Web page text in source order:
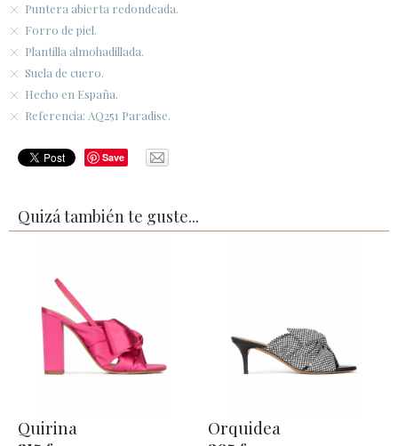
Puntera abierta redondeada.
Forro de piel.
Plantilla almohadillada.
Suela de cuero.
Hecho en España.
Referencia: AQ251 Paradise.
Save
Quizá también te guste...
Quirina Orquidea